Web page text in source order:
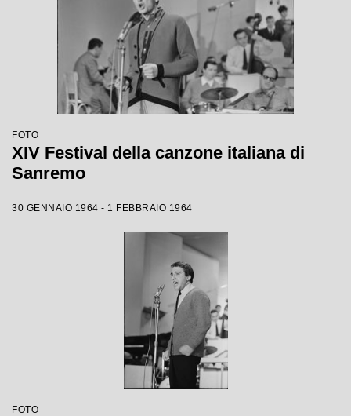
FOTO
XIV Festival della canzone italiana di
Sanremo
30 GENNAIO 1964 - 1 FEBBRAIO 1964
FOTO